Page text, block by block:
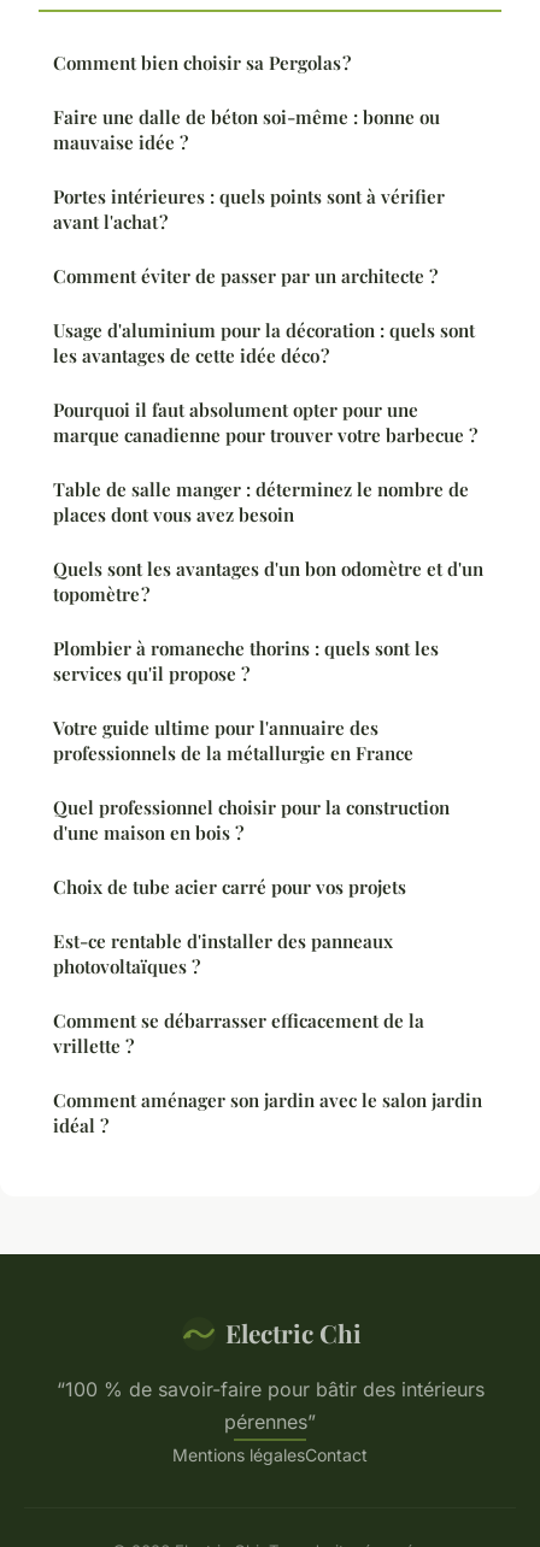
Comment bien choisir sa Pergolas ?
Faire une dalle de béton soi-même : bonne ou
mauvaise idée ?
Portes intérieures : quels points sont à vérifier
avant l'achat ?
Comment éviter de passer par un architecte ?
Usage d'aluminium pour la décoration : quels sont
les avantages de cette idée déco ?
Pourquoi il faut absolument opter pour une
marque canadienne pour trouver votre barbecue ?
Table de salle manger : déterminez le nombre de
places dont vous avez besoin
Quels sont les avantages d'un bon odomètre et d'un
topomètre ?
Plombier à romaneche thorins : quels sont les
services qu'il propose ?
Votre guide ultime pour l'annuaire des
professionnels de la métallurgie en France
Quel professionnel choisir pour la construction
d'une maison en bois ?
Choix de tube acier carré pour vos projets
Est-ce rentable d'installer des panneaux
photovoltaïques ?
Comment se débarrasser efficacement de la
vrillette ?
Comment aménager son jardin avec le salon jardin
idéal ?
Electric Chi
“100 % de savoir-faire pour bâtir des intérieurs
pérennes”
Mentions légalesContact